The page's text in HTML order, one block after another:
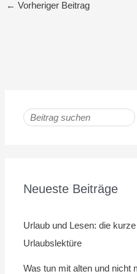
← Vorheriger Beitrag
Neueste Beiträge
Urlaub und Lesen: die
Urlaubslektüre
Was tun mit alten und nicht